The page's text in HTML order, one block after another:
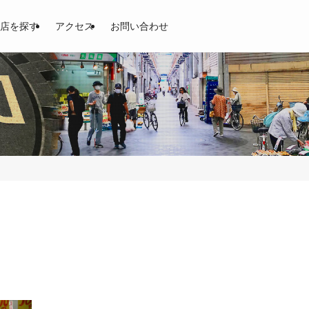
土居商店街、東通商店街、京阪商店
を探す アクセス お問い合わせ